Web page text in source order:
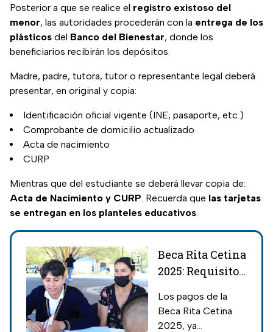
Posterior a que se realice el registro existoso del
menor, las autoridades procederán con la entrega de los
plásticos del Banco del Bienestar, donde los
beneficiarios recibirán los depósitos.
Madre, padre, tutora, tutor o representante legal deberá
presentar, en original y copia:
Identificación oficial vigente (INE, pasaporte, etc.)
Comprobante de domicilio actualizado
Acta de nacimiento
CURP
Mientras que del estudiante se deberá llevar copia de:
Acta de Nacimiento y CURP. Recuerda que las tarjetas
se entregan en los planteles educativos.
Beca Rita Cetina
2025: Requisito
acceder al
dinero de tu
Los pagos de la
Beca Rita Cetina
2025, ya